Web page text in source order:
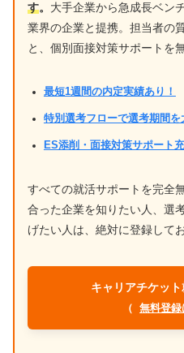
す。 大手企業から急成長ベン
業界の企業と提携。担当者の
と、個別面接対策サポートを
最短1週間の内定実績あり！
特別選考フローで選考期間を
ES添削・面接対策サポート
すべての就活サポートを完全
合った企業を知りたい人、選
げたい人は、絶対に登録して
キャリアチケッ
（ 無料登録